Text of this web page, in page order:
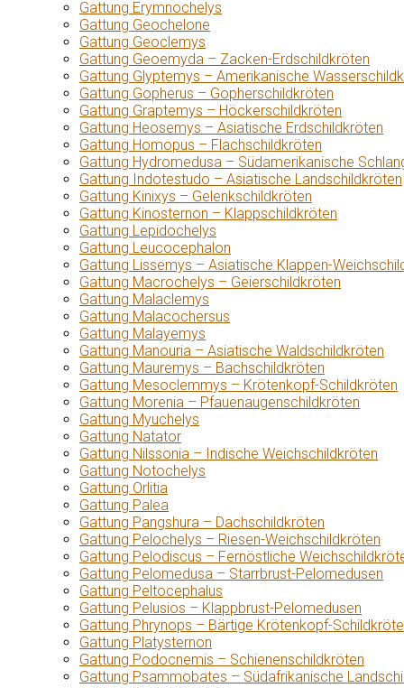
Gattung Erymnochelys
Gattung Geochelone
Gattung Geoclemys
Gattung Geoemyda – Zacken-Erdschildkröten
Gattung Glyptemys – Amerikanische
Gattung Gopherus – Gopherschildkröten
Gattung Graptemys – Höckerschildkröten
Gattung Heosemys – Asiatische Erdschildkröten
Gattung Homopus – Flachschildkröten
Gattung Hydromedusa – Südamerikanische
Gattung Indotestudo – Asiatische Landschildkröten
Gattung Kinixys – Gelenkschildkröten
Gattung Kinosternon – Klappschildkröten
Gattung Lepidochelys
Gattung Leucocephalon
Gattung Lissemys – Asiatische Klappen-
Gattung Macrochelys – Geierschildkröten
Gattung Malaclemys
Gattung Malacochersus
Gattung Malayemys
Gattung Manouria – Asiatische Waldschildkröten
Gattung Mauremys – Bachschildkröten
Gattung Mesoclemmys – Krötenkopf-Schildkröten
Gattung Morenia – Pfauenaugenschildkröten
Gattung Myuchelys
Gattung Natator
Gattung Nilssonia – Indische Weichschildkröten
Gattung Notochelys
Gattung Orlitia
Gattung Palea
Gattung Pangshura – Dachschildkröten
Gattung Pelochelys – Riesen-Weichschildkröten
Gattung Pelodiscus – Fernöstliche
Gattung Pelomedusa – Starrbrust-Pelomedusen
Gattung Peltocephalus
Gattung Pelusios – Klappbrust-Pelomedusen
Gattung Phrynops – Bärtige Krötenkopf-
Gattung Platysternon
Gattung Podocnemis – Schienenschildkröten
Gattung Psammobates – Südafrikanische